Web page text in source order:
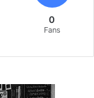
0
Fans